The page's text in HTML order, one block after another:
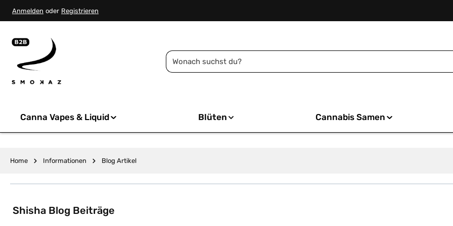
Zur Hauptnavigation springen
Anmelden oder Registrieren
Canna Vapes & Liquid Blüten Cannabis Samen
Home Informationen Blog Artikel
Shisha Blog Beiträge